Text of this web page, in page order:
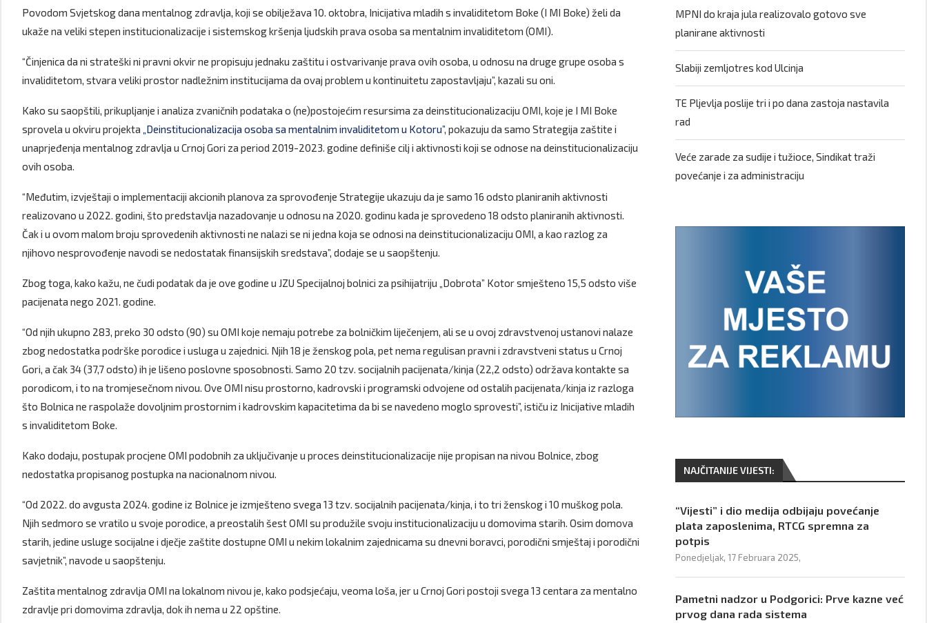
Povodom Svjetskog dana mentalnog zdravlja, koji se obilježava 10. oktobra, Inicijativa mladih s invaliditetom Boke (I MI Boke) želi da
ukaže na veliki stepen institucionalizacije i sistemskog kršenja ljudskih prava osoba sa mentalnim invaliditetom (OMI).
“Činjenica da ni strateški ni pravni okvir ne propisuju jednaku zaštitu i ostvarivanje prava ovih osoba, u odnosu na druge grupe osoba s
invaliditetom, stvara veliki prostor nadležnim institucijama da ovaj problem u kontinuitetu zapostavljaju”, kazali su oni.
Kako su saopštili, prikupljanje i analiza zvaničnih podataka o (ne)postojećim resursima za deinstitucionalizaciju OMI, koje je I MI Boke
sprovela u okviru projekta „Deinstitucionalizacija osoba sa mentalnim invaliditetom u Kotoru”, pokazuju da samo Strategija zaštite i
unaprjeđenja mentalnog zdravlja u Crnoj Gori za period 2019-2023. godine definiše cilj i aktivnosti koji se odnose na deinstitucionalizaciju
ovih osoba.
“Međutim, izvještaji o implementaciji akcionih planova za sprovođenje Strategije ukazuju da je samo 16 odsto planiranih aktivnosti
realizovano u 2022. godini, što predstavlja nazadovanje u odnosu na 2020. godinu kada je sprovedeno 18 odsto planiranih aktivnosti.
Čak i u ovom malom broju sprovedenih aktivnosti ne nalazi se ni jedna koja se odnosi na deinstitucionalizaciju OMI, a kao razlog za
njihovo nesprovođenje navodi se nedostatak finansijskih sredstava”, dodaje se u saopštenju.
Zbog toga, kako kažu, ne čudi podatak da je ove godine u JZU Specijalnoj bolnici za psihijatriju „Dobrota” Kotor smješteno 15,5 odsto više
pacijenata nego 2021. godine.
“Od njih ukupno 283, preko 30 odsto (90) su OMI koje nemaju potrebe za bolničkim liječenjem, ali se u ovoj zdravstvenoj ustanovi nalaze
zbog nedostatka podrške porodice i usluga u zajednici. Njih 18 je ženskog pola, pet nema regulisan pravni i zdravstveni status u Crnoj
Gori, a čak 34 (37,7 odsto) ih je lišeno poslovne sposobnosti. Samo 20 tzv. socijalnih pacijenata/kinja (22,2 odsto) održava kontakte sa
porodicom, i to na tromjesečnom nivou. Ove OMI nisu prostorno, kadrovski i programski odvojene od ostalih pacijenata/kinja iz razloga
što Bolnica ne raspolaže dovoljnim prostornim i kadrovskim kapacitetima da bi se navedeno moglo sprovesti”, ističu iz Inicijative mladih
s invaliditetom Boke.
Kako dodaju, postupak procjene OMI podobnih za uključivanje u proces deinstitucionalizacije nije propisan na nivou Bolnice, zbog
nedostatka propisanog postupka na nacionalnom nivou.
“Od 2022. do avgusta 2024. godine iz Bolnice je izmješteno svega 13 tzv. socijalnih pacijenata/kinja, i to tri ženskog i 10 muškog pola.
Njih sedmoro se vratilo u svoje porodice, a preostalih šest OMI su produžile svoju institucionalizaciju u domovima starih. Osim domova
starih, jedine usluge socijalne i dječje zaštite dostupne OMI u nekim lokalnim zajednicama su dnevni boravci, porodični smještaj i porodični
savjetnik”, navode u saopštenju.
Zaštita mentalnog zdravlja OMI na lokalnom nivou je, kako podsjećaju, veoma loša, jer u Crnoj Gori postoji svega 13 centara za mentalno
zdravlje pri domovima zdravlja, dok ih nema u 22 opštine.
MPNI do kraja jula realizovalo gotovo sve
planirane aktivnosti
Slabiji zemljotres kod Ulcinja
TE Pljevlja poslije tri i po dana zastoja nastavila
rad
Veće zarade za sudije i tužioce, Sindikat traži
povećanje i za administraciju
NAJČITANIJE VIJESTI:
“Vijesti” i dio medija odbijaju povećanje
plata zaposlenima, RTCG spremna za
potpis
Ponedjeljak, 17 Februara 2025,
Pametni nadzor u Podgorici: Prve kazne već
prvog dana rada sistema